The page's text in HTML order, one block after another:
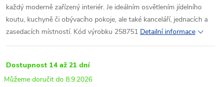
každý moderně zařízený interiér. Je ideálním osvětlením jídelního
koutu, kuchyně či obývacího pokoje, ale také kanceláří, jednacích a
zasedacích místností. Kód výrobku 258751 Detailní informace
Dostupnost 14 až 21 dní
8.9.2026